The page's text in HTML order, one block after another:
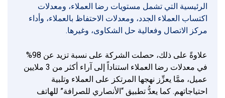
الرئيسية التي تشمل مستويات رضا العملاء، ومعدلات
اكتساب العملاء الجدد، ومعدلات الاحتفاظ بالعملاء، وأداء
مركز الاتصال وفعالية حل الشكاوى، وغيرها.
علاوةً على ذلك، حصلت الشركة على نسبة تزيد عن 98%
في معدلات رضا العملاء استناداً إلى آراء أكثر من 3 ملايين
عميل، ممَّا يعزِّز نهجها المرتكز على العملاء وتلبية
احتياجاتهم. كما يعدُّ تطبيق “الأنصاري للصرافة” للهاتف